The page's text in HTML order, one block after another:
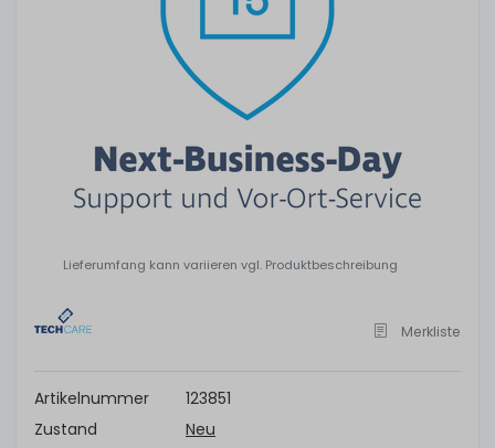
Lieferumfang kann variieren vgl. Produktbeschreibung
Merkliste
Artikelnummer
123851
Zustand
Neu